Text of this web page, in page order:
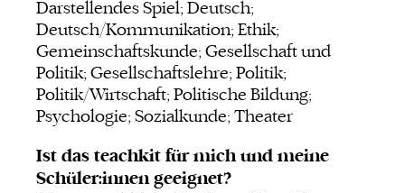
Darstellendes Spiel; Deutsch;
Deutsch/Kommunikation; Ethik;
Gemeinschaftskunde; Gesellschaft und
Politik; Gesellschaftslehre; Politik;
Politik/Wirtschaft; Politische Bildung;
Psychologie; Sozialkunde; Theater
Ist das teachkit für mich und meine
Schüler:innen geeignet?